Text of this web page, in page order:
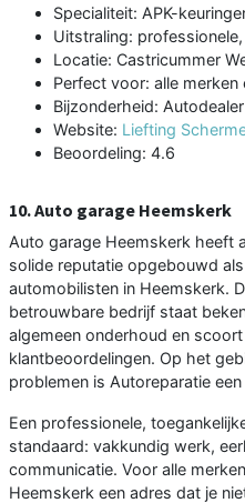
Specialiteit: APK-
Uitstraling:
Locatie: Castricummer
Perfect voor: alle merken
Bijzonderheid: Autodealer
Website: Liefting
Beoordeling: 4.6
10. Auto garage Heemskerk
Auto garage Heemskerk heeft
solide reputatie opgebouwd
automobilisten in Heemskerk.
betrouwbare bedrijf staat
algemeen onderhoud en
klantbeoordelingen. Op het
problemen is Autoreparatie
Een professionele,
standaard: vakkundig werk,
communicatie. Voor alle
Heemskerk een adres dat je